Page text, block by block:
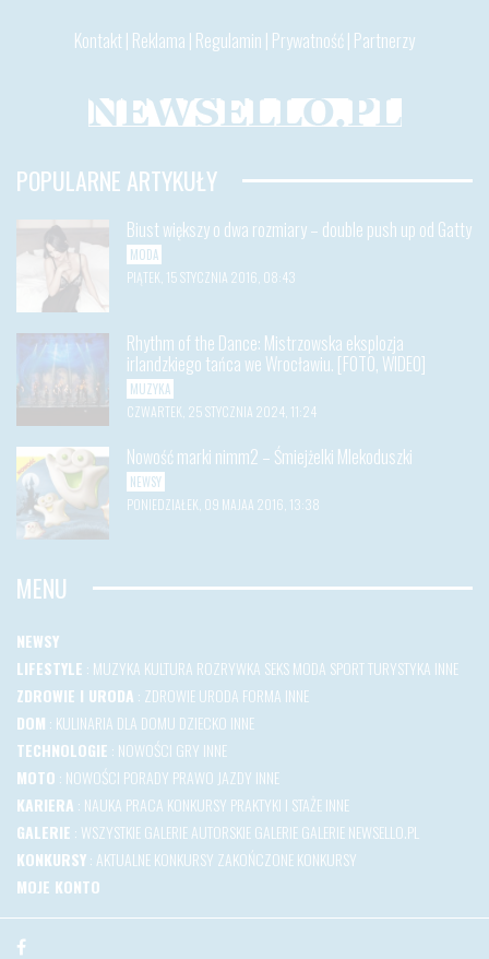
Kontakt | Reklama | Regulamin | Prywatność| Partnerzy
POPULARNE ARTYKUŁY
Biust większy o dwa rozmiary – double push up od Gatty
MODA
PIĄTEK, 15 STYCZNIA 2016, 08:43
Rhythm of the Dance: Mistrzowska eksplozja
irlandzkiego tańca we Wrocławiu. [FOTO, WIDEO]
MUZYKA
CZWARTEK, 25 STYCZNIA 2024, 11:24
Nowość marki nimm2 – Śmiejżelki Mlekoduszki
NEWSY
PONIEDZIAŁEK, 09 MAJAA 2016, 13:38
MENU
NEWSY
LIFESTYLE : MUZYKA KULTURA ROZRYWKA SEKSMODA SPORTTURYSTYKA INNE
ZDROWIE I URODA : ZDROWIEURODA FORMA INNE
DOM : KULINARIA DLA DOMU DZIECKO INNE
TECHNOLOGIE : NOWOŚCI GRY INNE
MOTO : NOWOŚCI PORADY PRAWO JAZDY INNE
KARIERA : NAUKA PRACA KONKURSY PRAKTYKI I STAŻEINNE
GALERIE : WSZYSTKIE GALERIEAUTORSKIE GALERIEGALERIE NEWSELLO.PL
KONKURSY: AKTUALNE KONKURSY ZAKOŃCZONE KONKURSY
MOJE KONTO